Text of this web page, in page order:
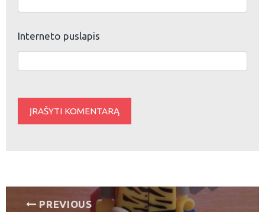
Interneto puslapis
Navigacija
PREVIOUS